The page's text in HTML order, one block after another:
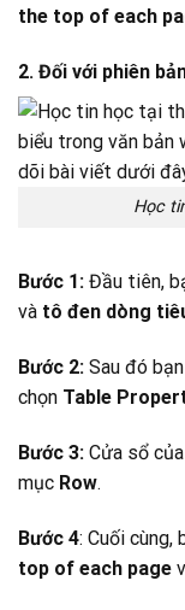
the top of each
2. Đối với phiên
Học
Bước 1: Đầu tiên,
và tô đen dòng
Bước 2: Sau đó
chọn Table
Bước 3: Cửa sổ
mục Row.
Bước 4: Cuối cùng,
top of each page